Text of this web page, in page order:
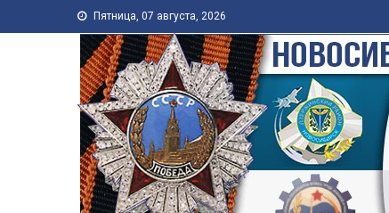
Skip to content Пятница, 07 августа, 2026